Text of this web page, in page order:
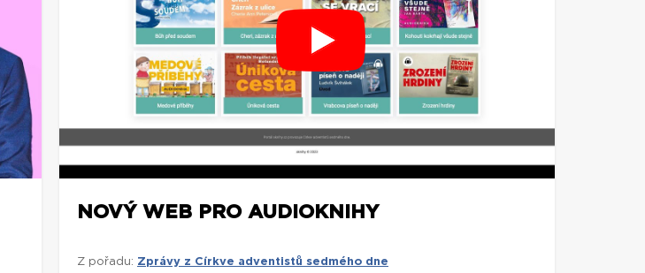
NOVÝ WEB PRO AUDIOKNIHY
Z pořadu: Zprávy z Církve adventistů sedmého dne